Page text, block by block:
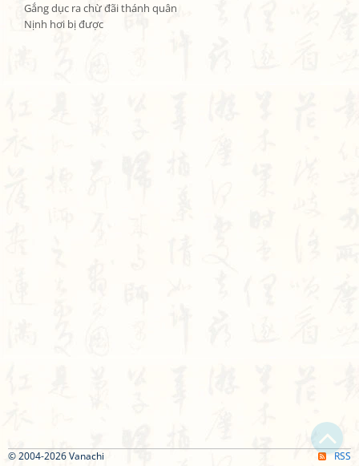
Gắng dục ra chừ đãi thánh quân
Nịnh hơi bị được
© 2004-2026 Vanachi RSS